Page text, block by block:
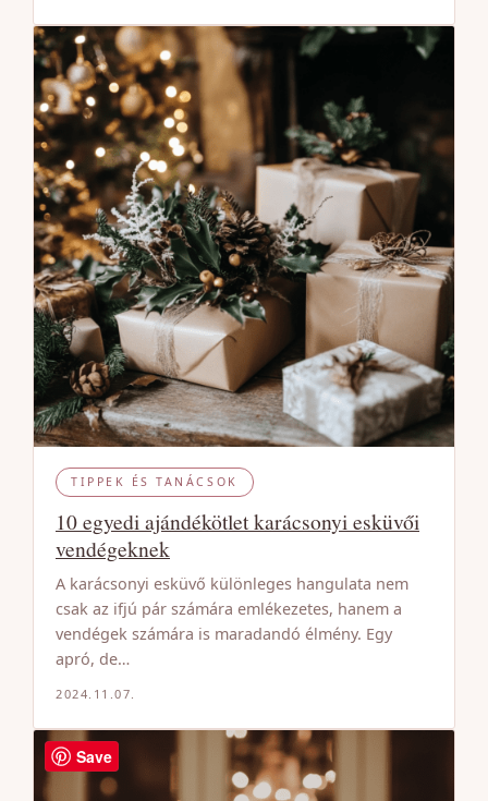
TIPPEK ÉS TANÁCSOK
10 egyedi ajándékötlet karácsonyi esküvői
vendégeknek
A karácsonyi esküvő különleges hangulata nem
csak az ifjú pár számára emlékezetes, hanem a
vendégek számára is maradandó élmény. Egy
apró, de…
2024.11.07.
Save